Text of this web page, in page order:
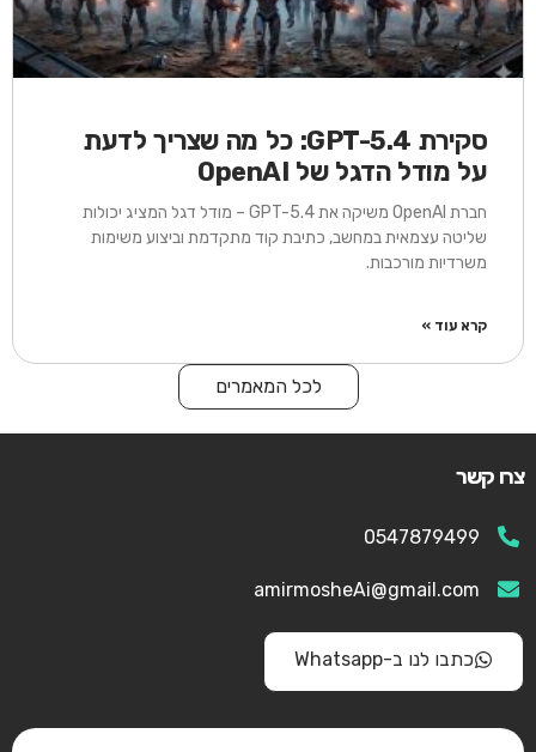
סקירת GPT-5.4: כל מה שצריך לדעת
על מודל הדגל של OpenAI
חברת OpenAI משיקה את GPT-5.4 – מודל דגל המציג יכולות
שליטה עצמאית במחשב, כתיבת קוד מתקדמת וביצוע משימות
משרדיות מורכבות.
קרא עוד »
לכל המאמרים
צרו קשר
0547879499
amirmosheAi@gmail.com
כתבו לנו ב-Whatsapp